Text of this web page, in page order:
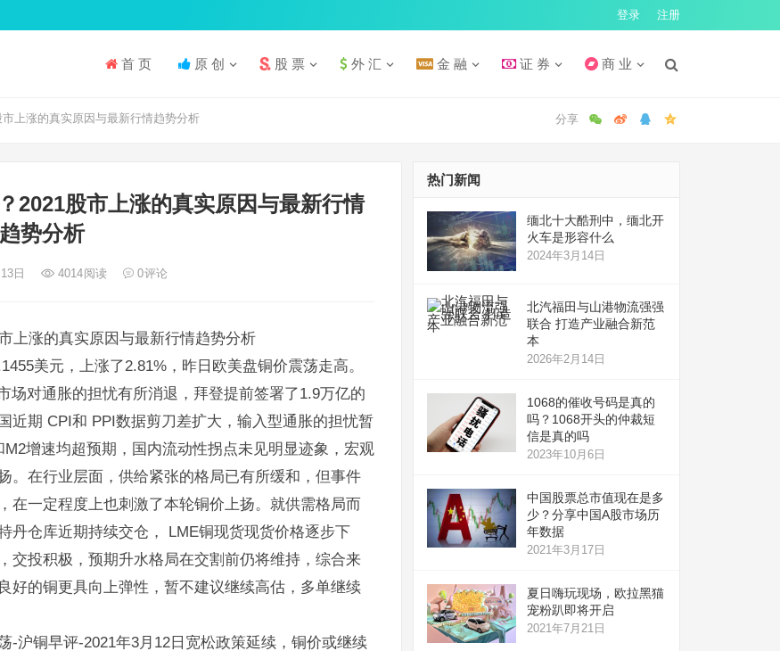
登录 注册
首 页 原 创 股 票 外 汇 金 融 证 券 商 业
上涨的真实原因与最新行情趋势分析
2021股市上涨的真实原因与最新行情
趋势分析
日 4014阅读 0评论
上涨的真实原因与最新行情趋势分析
美元，上涨了2.81%，昨日欧美盘铜价震荡走高。
场对通胀的担忧有所消退，拜登提前签署了1.9万亿的
近期 CPI和 PPI数据剪刀差扩大，输入型通胀的担忧暂
增速均超预期，国内流动性拐点未见明显迹象，宏观
。在行业层面，供给紧张的格局已有所缓和，但事件
在一定程度上也刺激了本轮铜价上扬。就供需格局而
丹仓库近期持续交仓， LME铜现货现货价格逐步下
交投积极，预期升水格局在交割前仍将维持，综合来
好的铜更具向上弹性，暂不建议继续高估，多单继续
-沪铜早评-2021年3月12日宽松政策延续，铜价或继续
热门新闻
缅北十大酷刑中，缅北开
火车是形容什么
2024年3月14日
北汽福田与山港物流强强
联合 打造产业融合新范
本
2026年2月14日
1068的催收号码是真的
吗？1068开头的仲裁短
信是真的吗
2023年10月6日
中国股票总市值现在是多
少？分享中国A股市场历
年数据
2021年3月17日
夏日嗨玩现场，欧拉黑猫
宠粉趴即将开启
2021年7月21日